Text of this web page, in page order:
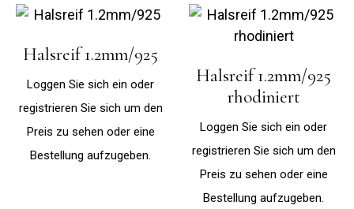
Halsreif 1.2mm/925
Loggen Sie sich ein oder
registrieren Sie sich um den
Preis zu sehen oder eine
Bestellung aufzugeben.
Halsreif 1.2mm/925
rhodiniert
Loggen Sie sich ein oder
registrieren Sie sich um den
Preis zu sehen oder eine
Bestellung aufzugeben.